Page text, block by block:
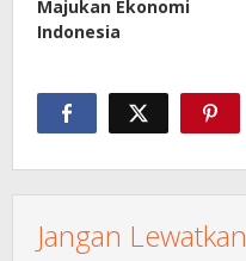
Majukan Ekonomi
Indonesia
Jangan Lewatkan